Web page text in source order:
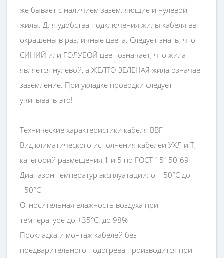
же бывает с наличием заземляющие и нулевой
жилы. Для удобства подключения жилы кабеля ввг
окрашены в различные цвета. Следует знать, что
СИНИЙ или ГОЛУБОЙ цвет означает, что жила
является нулевой, а ЖЕЛТО-ЗЕЛЕНАЯ жила означает
заземление. При укладке проводки следует
учитывать это!
Технические характеристики кабеля ВВГ
Вид климатического исполнения кабелей УХЛ и Т,
категорий размещения 1 и 5 по ГОСТ 15150-69
Диапазон температур эксплуатации: от -50°С до
+50°С
Относительная влажность воздуха при
температуре до +35°С: до 98%
Прокладка и монтаж кабелей без
предварительного подогрева производится при